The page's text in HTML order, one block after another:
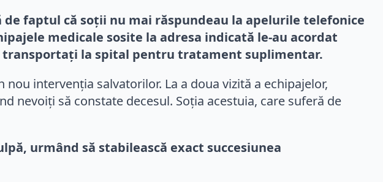
faptul că soții nu mai răspundeau la apelurile telefonice
medicale sosite la adresa indicată le-au acordat
transportați la spital pentru tratament suplimentar.
intervenția salvatorilor. La a doua vizită a echipajelor,
nevoiți să constate decesul. Soția acestuia, care suferă de
urmând să stabilească exact succesiunea